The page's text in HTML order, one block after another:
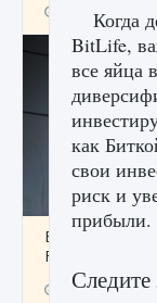
9 августа 2024
Все новые
FC 25
9 августа 2024
Когда
BitLife,
все яйца
как
свои
риск и
прибыли.